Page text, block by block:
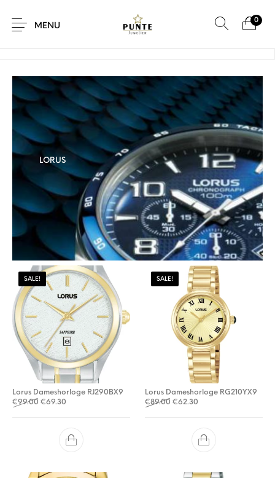
MENU
0
Sale Sieraden Horloges Brillen
Giftcard Accessoires
Home / Lorus
LORUS
SALE!
Lorus Dameshorloge RJ290BX9
€99.00 Oorspronkelijke prijs was: €99.00.
€69.30 Huidige prijs is: €69.30.
SALE!
Lorus Dameshorloge RG210YX9
€89.00 Oorspronkelijke prijs was:
€62.30